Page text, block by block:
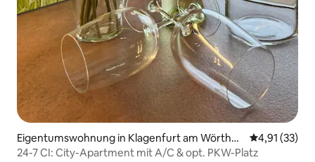
Eigentumswohnung in Klagenfurt am Wörther
see
4,91 (33)
24-7 CI: City-Apartment mit A/C & opt. PKW-Platz